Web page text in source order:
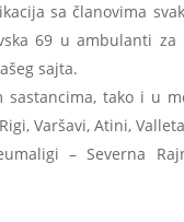
sa članovima
69 u ambulanti
sajta.
sastancima, tako i u
Varšavi, Atini,
– Severna